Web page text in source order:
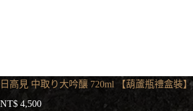
日高見 中取り大吟釀 720ml 【葫蘆瓶禮盒裝】
NT$ 4,500